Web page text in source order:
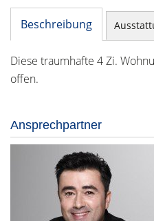
Beschreibung
Diese traumhafte 4 Zi.
offen.
Ansprechpartner